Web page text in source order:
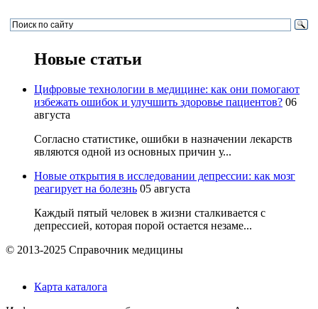
Новые статьи
Цифровые технологии в медицине: как они помогают
избежать ошибок и улучшить здоровье пациентов? 06
августа
Согласно статистике, ошибки в назначении лекарств
являются одной из основных причин у...
Новые открытия в исследовании депрессии: как мозг
реагирует на болезнь 05 августа
Каждый пятый человек в жизни сталкивается с
депрессией, которая порой остается незаме...
© 2013-2025 Справочник медицины
Карта каталога